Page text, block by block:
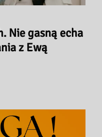
Nie gasną echa
z Ewą